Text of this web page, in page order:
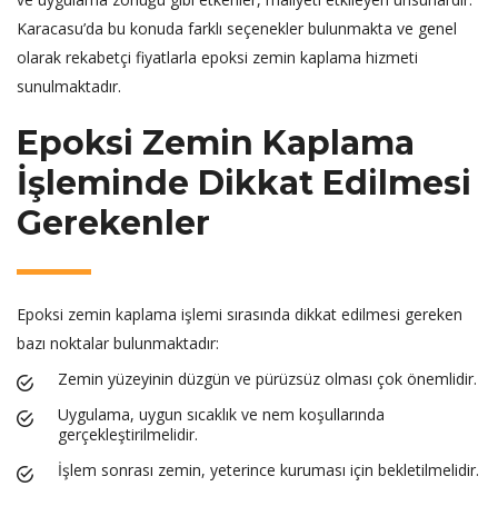
Karacasu’da bu konuda farklı seçenekler bulunmakta ve genel
olarak rekabetçi fiyatlarla epoksi zemin kaplama hizmeti
sunulmaktadır.
Epoksi Zemin Kaplama
İşleminde Dikkat Edilmesi
Gerekenler
Epoksi zemin kaplama işlemi sırasında dikkat edilmesi gereken
bazı noktalar bulunmaktadır:
Zemin yüzeyinin düzgün ve pürüzsüz olması çok önemlidir.
Uygulama, uygun sıcaklık ve nem koşullarında
gerçekleştirilmelidir.
İşlem sonrası zemin, yeterince kuruması için bekletilmelidir.